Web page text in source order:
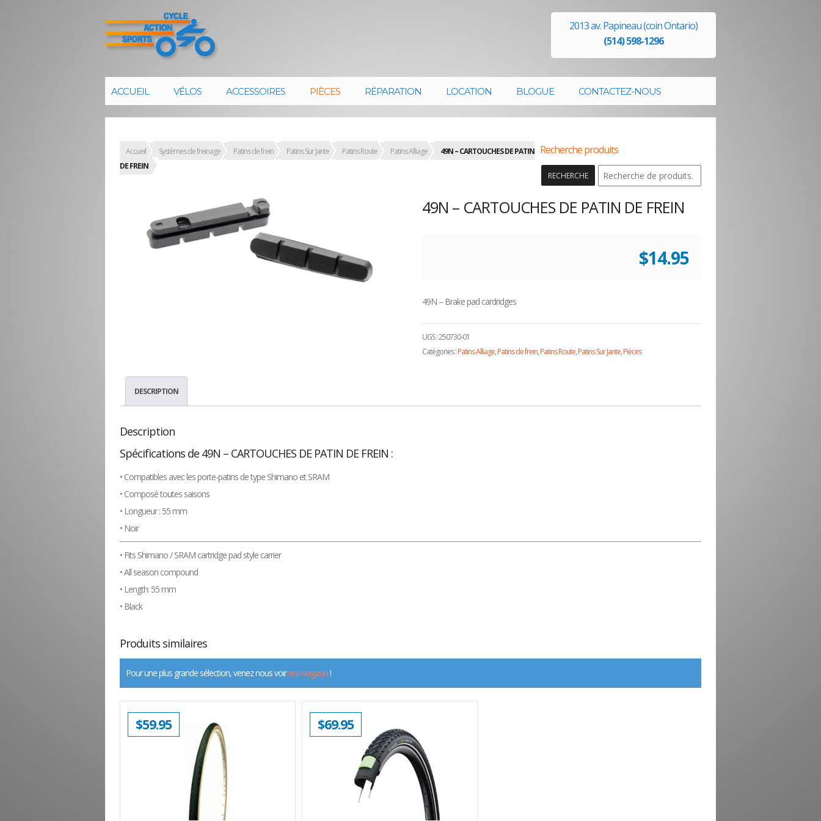
2013 av. Papineau (coin Ontario)
(514) 598-1296
ACCUEIL VÉLOS ACCESSOIRES PIÈCES RÉPARATION LOCATION BLOGUE CONTACTEZ-NOUS
Recherche produits
RECHERCHE
Accueil Systèmes de freinage Patins de frein Patins Sur Jante Patins Route Patins Alliage
49N – CARTOUCHES DE PATIN
DE FREIN
49N – CARTOUCHES DE PATIN DE FREIN
$14.95
49N – Brake pad cardridges
UGS :250730-01
Catégories :Patins Alliage,Patins de frein,Patins Route,Patins Sur Jante,Pièces
DESCRIPTION
Description
Spécifications de 49N – CARTOUCHES DE PATIN DE FREIN :
• Compatibles avec les porte-patins de type Shimano et SRAM
• Composé toutes saisons
• Longueur : 55 mm
• Noir
• Fits Shimano / SRAM cartridge pad style carrier
• All season compound
• Length: 55 mm
• Black
Produits similaires
Pour une plus grande sélection, venez nous voiren magasin!
$59.95 $69.95